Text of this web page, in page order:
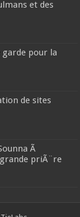
et des
pour la
de sites
Ã
priÃ¨re